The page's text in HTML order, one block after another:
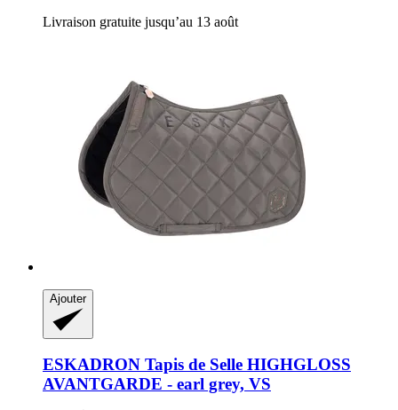
Livraison gratuite jusqu’au 13 août
Ajouter
ESKADRON Tapis de Selle HIGHGLOSS
AVANTGARDE -​ earl grey, VS